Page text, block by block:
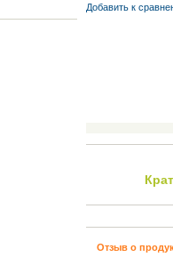
Добавить к
Отзыв о